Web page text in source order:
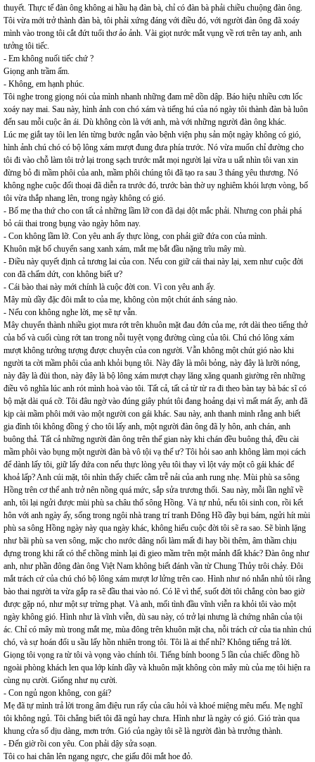
thuyết. Thực tế đàn ông không ai hầu hạ đàn bà, chỉ có đàn bà phải chiều chuộng đàn ông.
Tôi vừa mới trở thành đàn bà, tôi phải xứng đáng với điều đó, với người đàn ông đã xoáy
mình vào trong tôi cắt đứt tuổi thơ ảo ảnh. Vài giọt nước mắt vụng về rơi trên tay anh, anh
tưởng tôi tiếc.
- Em không nuối tiếc chứ ?
Giọng anh trầm ấm.
- Không, em hạnh phúc.
Tôi nghe trong giọng nói của mình nhanh những đam mê dồn dập. Báo hiệu nhiều cơn lốc
xoáy nay mai. Sau này, hình ảnh con chó xám và tiếng hú của nó ngày tôi thành đàn bà luôn
đến sau mỗi cuộc ân ái. Dù không còn là với anh, mà với những người đàn ông khác.
Lúc mẹ giắt tay tôi len lén từng bước ngắn vào bệnh viện phụ sản một ngày không có gió,
hình ảnh chú chó có bộ lông xám mượt đung đưa phía trước. Nó vừa muốn chỉ đường cho
tôi đi vào chỗ làm tôi trở lại trong sạch trước mắt mọi người lại vừa u uất nhìn tôi van xin
đừng bỏ đi mầm phôi của anh, mầm phôi chúng tôi đã tạo ra sau 3 tháng yêu thương. Nó
không nghe cuộc đối thoại đã diễn ra trước đó, trước bàn thờ uy nghiêm khói lượn vòng, bố
tôi vừa thắp nhang lên, trong ngày không có gió.
- Bố mẹ tha thứ cho con tất cả những lầm lỡ con đã dại dột mắc phải. Nhưng con phải phá
bỏ cái thai trong bụng vào ngày hôm nay.
- Con không lầm lỡ. Con yêu anh ấy thực lòng, con phải giữ đứa con của mình.
Khuôn mặt bố chuyển sang xanh xám, mắt mẹ bắt đầu nặng trĩu mây mù.
- Điều này quyết định cả tương lai của con. Nếu con giữ cái thai này lại, xem như cuộc đời
con đã chấm dứt, con không biết ư?
- Cái bào thai này mới chính là cuộc đời con. Vì con yêu anh ấy.
Mây mù dầy đặc đôi mắt to của mẹ, không còn một chút ánh sáng nào.
- Nếu con không nghe lời, mẹ sẽ tự vẫn.
Mây chuyển thành nhiều giọt mưa rớt trên khuôn mặt đau đớn của mẹ, rớt dài theo tiếng thở
của bố và cuối cùng rớt tan trong nỗi tuyệt vọng đường cùng của tôi. Chú chó lông xám
mượt không tưởng tượng được chuyện của con người. Vẫn không một chút gió nào khi
người ta cời mầm phôi của anh khỏi bụng tôi. Này đây là môi bỏng, này đây là lưỡi nóng,
này đây là đùi thon, này đây là bộ lông xám mượt chạy lăng xăng quanh giường rên những
điều vô nghĩa lúc anh rót mình hoà vào tôi. Tất cả, tất cả từ từ ra đi theo bàn tay bà bác sĩ có
bộ mặt dài quá cỡ. Tôi đâu ngờ vào đúng giây phút tôi đang hoảng dại vì mất mát ấy, anh đã
kịp cài mầm phôi mới vào một người con gái khác. Sau này, anh thanh minh rằng anh biết
gia đình tôi không đồng ý cho tôi lấy anh, một người đàn ông đã ly hôn, anh chán, anh
buông thả. Tất cả những người đàn ông trên thế gian này khi chán đều buông thả, đều cài
mầm phôi vào bụng một người đàn bà vô tội vạ thế ư? Tôi hỏi sao anh không làm mọi cách
để dành lấy tôi, giữ lấy đứa con nếu thực lòng yêu tôi thay vì lột váy một cô gái khác để
khoả lấp? Anh cúi mặt, tôi nhìn thấy chiếc cằm trễ nải của anh rung nhẹ. Mùi phù sa sông
Hồng trên cơ thể anh trở nên nồng quá mức, sắp sửa trương thối. Sau này, mỗi lần nghĩ về
anh, tôi lại ngửi được mùi phù sa châu thổ sông Hồng. Và tự nhủ, nếu tôi sinh con, rồi kết
hôn với anh ngày ấy, sống trong ngôi nhà trang trí tranh Đông Hồ đầy bụi bám, ngửi hít mùi
phù sa sông Hồng ngày này qua ngày khác, không hiểu cuộc đời tôi sẽ ra sao. Sẽ bình lặng
như bãi phù sa ven sông, mặc cho nước dâng nổi làm mất đi hay bồi thêm, âm thầm chịu
đựng trong khi rất có thể chồng mình lại đi gieo mầm trên một mảnh đất khác? Đàn ông như
anh, như phần đông đàn ông Việt Nam không biết đánh vần từ Chung Thủy trôi chảy. Đôi
mắt trách cứ của chú chó bộ lông xám mượt lơ lửng trên cao. Hình như nó nhắn nhủ tôi rằng
bào thai người ta vừa gắp ra sẽ đầu thai vào nó. Có lẽ vì thế, suốt đời tôi chẳng còn bao giờ
được gặp nó, như một sự trừng phạt. Và anh, mối tình đầu vĩnh viễn ra khỏi tôi vào một
ngày không gió. Hình như là vĩnh viễn, dù sau này, có trở lại nhưng là chứng nhân của tội
ác. Chỉ có mây mù trong mắt mẹ, mùa đông trên khuôn mặt cha, nỗi trách cứ của tia nhìn chú
chó, và sự hoán đổi u sầu lấy hồn nhiên trong tôi. Tôi là ai thế nhỉ? Không tiếng trả lời.
Giọng tôi vọng ra từ tôi và vọng vào chính tôi. Tiếng bính boong 5 lần của chiếc đồng hồ
ngoài phòng khách len qua lớp kính dầy và khuôn mặt không còn mây mù của mẹ tôi hiện ra
cùng nụ cười. Giống như nụ cười.
- Con ngủ ngon không, con gái?
Mẹ đã tự mình trả lời trong âm điệu run rẩy của câu hỏi và khoé miệng mêu mếu. Mẹ nghĩ
tôi không ngủ. Tôi chẳng biết tôi đã ngủ hay chưa. Hình như là ngày có gió. Gió tràn qua
khung cửa sổ dịu dàng, mơn trớn. Gió của ngày tôi sẽ là người đàn bà trưởng thành.
- Đến giờ rồi con yêu. Con phải dậy sửa soạn.
Tôi co hai chân lên ngang ngực, che giấu đôi mắt hoe đỏ.